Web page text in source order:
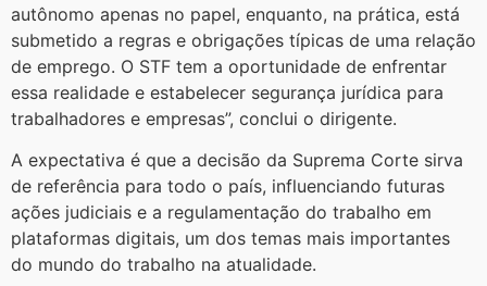
autônomo apenas no papel, enquanto, na prática, está
submetido a regras e obrigações típicas de uma relação
de emprego. O STF tem a oportunidade de enfrentar
essa realidade e estabelecer segurança jurídica para
trabalhadores e empresas”, conclui o dirigente.
A expectativa é que a decisão da Suprema Corte sirva
de referência para todo o país, influenciando futuras
ações judiciais e a regulamentação do trabalho em
plataformas digitais, um dos temas mais importantes
do mundo do trabalho na atualidade.